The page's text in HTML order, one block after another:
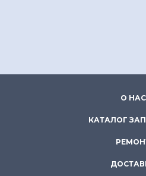
О НАС
КАТАЛОГ